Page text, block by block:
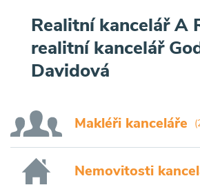
Realitní kancelář A
realitní kancelář
Davidová
Makléři kanceláře
Nemovitosti